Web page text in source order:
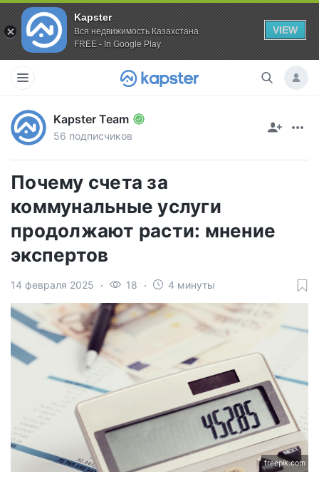
Kapster
Вся недвижимость Казахстана
FREE - In Google Play
VIEW
Kapster Team
56 подписчиков
Почему счета за
коммунальные услуги
продолжают расти: мнение
экспертов
14 февраля 2025 18 4 минуты
freepik.com